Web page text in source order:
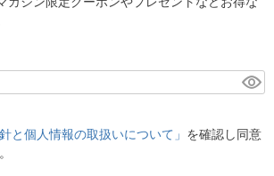
)
と個人情報の取扱いについて」 を確認し同意
。